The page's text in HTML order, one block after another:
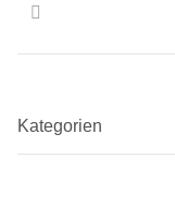
Kategorien